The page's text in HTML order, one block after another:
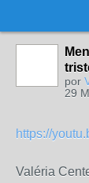
por
29
https://
Valéria